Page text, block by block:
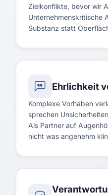
Zielkonflikte, bevor wir
Unternehmenskritische
Substanz statt
Ehrlichkeit
Komplexe Vorhaben
sprechen
Als Partner auf
nicht was angenehm